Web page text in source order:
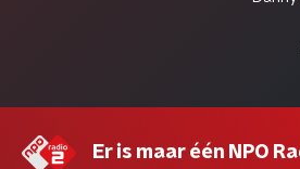
Er is maar één NPO